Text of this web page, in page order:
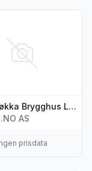
Brygghus
Grünerløkka Brygghus Løkka Tropicana 330ml
AS
prisdata
detaljer for